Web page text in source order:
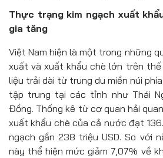
Khoa giáo
Thực trạng kim ngạch xuất
gia tăng
Việt Nam hiện là một trong những
xuất và xuất khẩu chè lớn trên thế
liệu trải dài từ trung du miền núi
tập trung tại các tỉnh như Thái
Đồng. Thống kê từ cơ quan hải
xuất khẩu chè của cả nước đạt
ngạch gần 238 triệu USD. So với
này thể hiện mức giảm 7,07% về